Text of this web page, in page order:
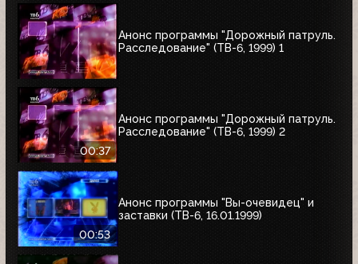
Анонс программы "Дорожный патруль.
Расследование" (ТВ-6, 1999) 1
00:37
Анонс программы "Дорожный патруль.
Расследование" (ТВ-6, 1999) 2
00:53
Анонс программы "Вы-очевидец" и
заставки (ТВ-6, 16.01.1999)